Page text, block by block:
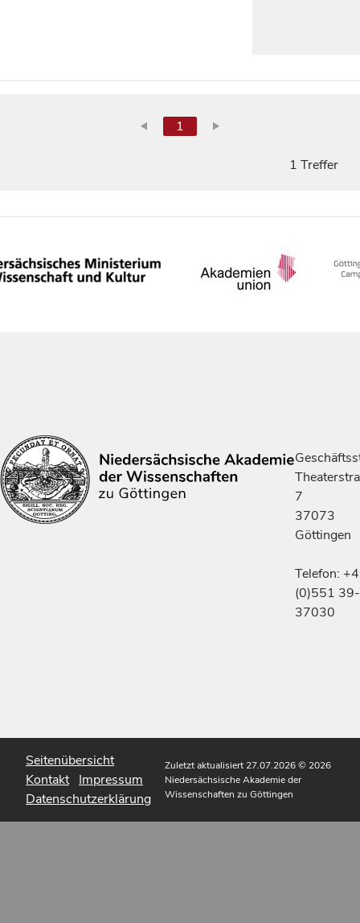
1
1 Treffer
7
37073
Göttingen
Telefon:
(0)551 39-
37030
Seitenübersicht
Kontakt Impressum
Datenschutzerklärung
Zuletzt aktualisiert 27.07.2026© 2026
Niedersächsische Akademie der
Wissenschaften zu Göttingen